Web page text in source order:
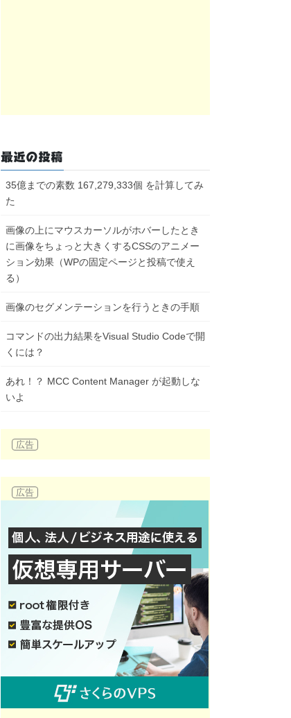
最近の投稿
35億までの素数 167,279,333個 を計算してみ
た
画像の上にマウスカーソルがホバーしたとき
に画像をちょっと大きくするCSSのアニメー
ション効果（WPの固定ページと投稿で使え
る）
画像のセグメンテーションを行うときの手順
コマンドの出力結果をVisual Studio Codeで開
くには？
あれ！？ MCC Content Manager が起動しな
いよ